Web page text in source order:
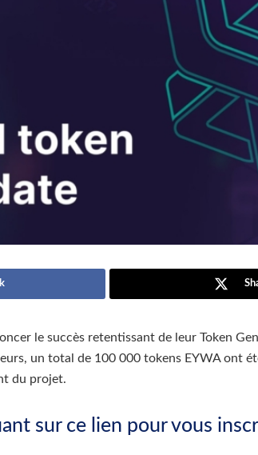
le succès retentissant de leur Token
un total de 100 000 tokens EYWA ont
du projet.
sur ce lien pour vous